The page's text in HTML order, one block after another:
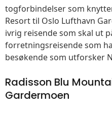
togforbindelser som
Resort til Oslo Lufthavn
ivrig reisende som skal ut
forretningsreisende som
besøkende som utforsker
Radisson Blu
Gardermoen